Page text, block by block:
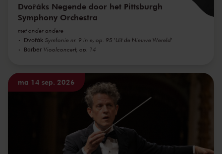
Dvořáks Negende door het Pittsburgh
Symphony Orchestra
met onder andere
Dvořák Symfonie nr. 9 in e, op. 95 'Uit de Nieuwe Wereld'
Barber Vioolconcert, op. 14
ma 14 sep. 2026